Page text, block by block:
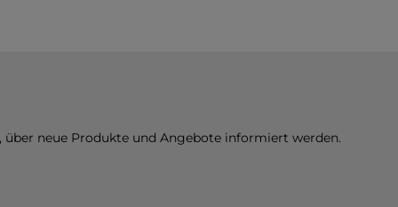
neue Produkte und Angebote informiert werden.